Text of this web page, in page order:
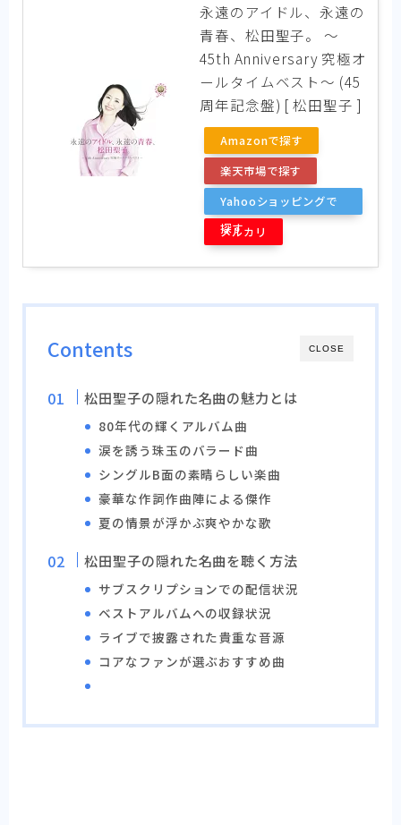
永遠のアイドル、永遠の
青春、松田聖子。 ～
45th Anniversary 究極オ
ールタイムベスト～ (45
周年記念盤) [ 松田聖子 ]
Amazonで探す
楽天市場で探す
Yahooショッピングで
探す
メルカリ
CLOSE
Contents
松田聖子の隠れた名曲の魅力とは
80年代の輝くアルバム曲
涙を誘う珠玉のバラード曲
シングルB面の素晴らしい楽曲
豪華な作詞作曲陣による傑作
夏の情景が浮かぶ爽やかな歌
松田聖子の隠れた名曲を聴く方法
サブスクリプションでの配信状況
ベストアルバムへの収録状況
ライブで披露された貴重な音源
コアなファンが選ぶおすすめ曲